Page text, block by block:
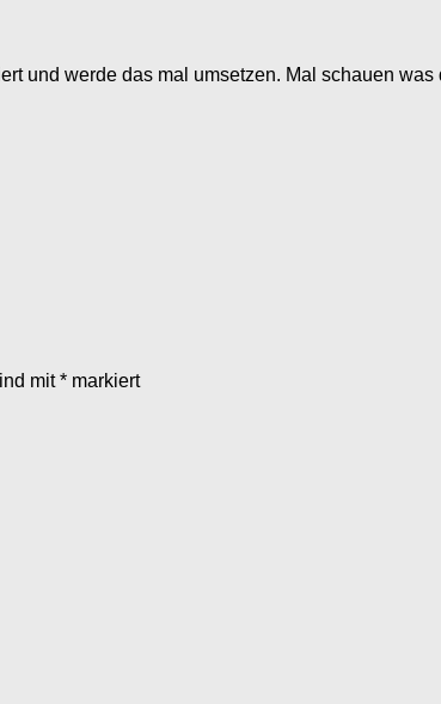
und werde das mal umsetzen. Mal schauen was
mit* markiert